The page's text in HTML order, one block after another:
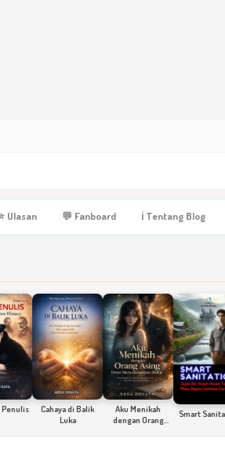
Ulasan 💬 Fanboard ℹ Tentang Blog
Cahaya di Balik
Luka
Aku Menikah
dengan Orang
Smart Sanitation